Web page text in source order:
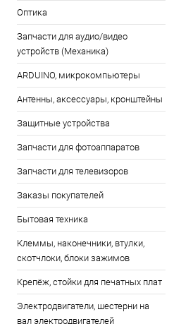
Оптика
Запчасти для аудио/видео
устройств (Механика)
ARDUINO, микрокомпьютеры
Антенны, аксессуары, кронштейны
Защитные устройства
Запчасти для фотоаппаратов
Запчасти для телевизоров
Заказы покупателей
Бытовая техника
Клеммы, наконечники, втулки,
скотчлоки, блоки зажимов
Крепёж, стойки для печатных плат
Электродвигатели, шестерни на
вал электродвигателей